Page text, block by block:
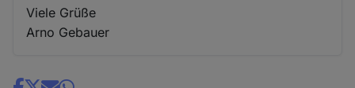
Viele Grüße
Arno Gebauer